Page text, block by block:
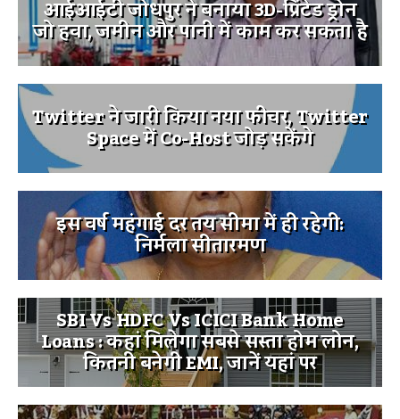
आईआईटी जोधपुर ने बनाया 3D-प्रिंटेड ड्रोन
जो हवा, जमीन और पानी में काम कर सकता है
Twitter ने जारी किया नया फीचर, Twitter
Space में Co-Host जोड़ सकेंगे
इस वर्ष महंगाई दर तय सीमा में ही रहेगी:
निर्मला सीतारमण
SBI Vs HDFC Vs ICICI Bank Home
Loans : कहां मिलेगा सबसे सस्ता होम लोन,
कितनी बनेगी EMI, जानें यहां पर